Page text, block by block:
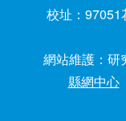
校址：97051
網站維護：
縣網中心